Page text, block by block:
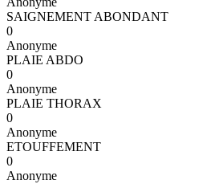
SAIGNEMENT ABONDANT
0
Anonyme
PLAIE ABDO
0
Anonyme
PLAIE THORAX
0
Anonyme
ETOUFFEMENT
0
Anonyme